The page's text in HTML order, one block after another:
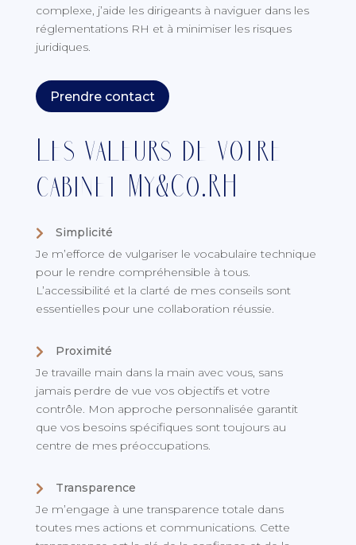
complexe, j’aide les dirigeants à naviguer dans les
réglementations RH et à minimiser les risques
juridiques.
Prendre contact
Les valeurs de votre
cabinet My&Co.RH

Simplicité
Je m’efforce de vulgariser le vocabulaire technique
pour le rendre compréhensible à tous.
L’accessibilité et la clarté de mes conseils sont
essentielles pour une collaboration réussie.

Proximité
Je travaille main dans la main avec vous, sans
jamais perdre de vue vos objectifs et votre
contrôle. Mon approche personnalisée garantit
que vos besoins spécifiques sont toujours au
centre de mes préoccupations.

Transparence
Je m’engage à une transparence totale dans
toutes mes actions et communications. Cette